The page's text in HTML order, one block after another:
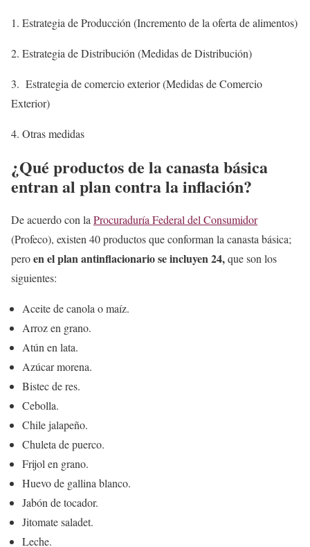
1. Estrategia de Producción (Incremento de la oferta de alimentos)
2. Estrategia de Distribución (Medidas de Distribución)
3. Estrategia de comercio exterior (Medidas de Comercio
Exterior)
4. Otras medidas
¿Qué productos de la canasta básica
entran al plan contra la inflación?
De acuerdo con la Procuraduría Federal del Consumidor
(Profeco), existen 40 productos que conforman la canasta básica;
peroen el plan antinflacionario se incluyen 24,que son los
siguientes:
Aceite de canola o maíz.
Arroz en grano.
Atún en lata.
Azúcar morena.
Bistec de res.
Cebolla.
Chile jalapeño.
Chuleta de puerco.
Frijol en grano.
Huevo de gallina blanco.
Jabón de tocador.
Jitomate saladet.
Leche.